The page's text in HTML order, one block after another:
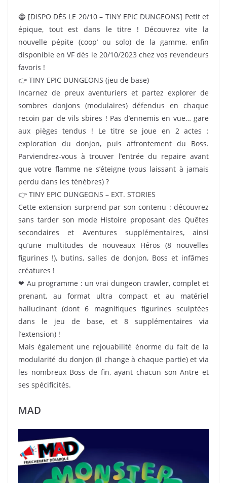
🧌 [DISPO DÈS LE 20/10 – TINY EPIC DUNGEONS] Petit et
épique, tout est dans le titre ! Découvrez vite la
nouvelle pépite (coop’ ou solo) de la gamme, enfin
disponible en VF dès le 20/10/2023 chez vos revendeurs
favoris !
👉 TINY EPIC DUNGEONS (jeu de base)
Incarnez de preux aventuriers et partez explorer de
sombres donjons (modulaires) défendus en chaque
recoin par de vils sbires ! Pas d’ennemis en vue… gare
aux pièges tendus ! Le titre se joue en 2 actes :
exploration du donjon, puis affrontement du Boss.
Parviendrez-vous à trouver l’entrée du repaire avant
que votre flamme ne s’éteigne (vous laissant à jamais
perdu dans les ténèbres) ?
👉 TINY EPIC DUNGEONS – EXT. STORIES
Cette extension surprend par son contenu : découvrez
sans tarder son mode Histoire proposant des Quêtes
secondaires et Aventures supplémentaires, ainsi
qu’une multitudes de nouveaux Héros (8 nouvelles
figurines !), butins, salles de donjon, Boss et infâmes
créatures !
❤ Au programme : un vrai dungeon crawler, complet et
prenant, au format ultra compact et au matériel
hallucinant (dont 6 magnifiques figurines sculptées
dans le jeu de base, et 8 supplémentaires via
l’extension) !
Mais également une rejouabilité énorme du fait de la
modularité du donjon (il change à chaque partie) et via
les nombreux Boss de fin, ayant chacun son Antre et
ses spécificités.
MAD